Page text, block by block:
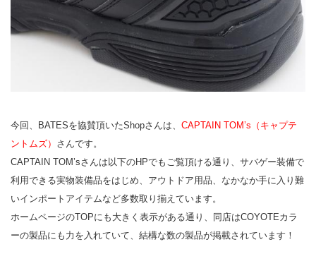
今回、BATESを協賛頂いたShopさんは、 CAPTAIN TOM’s（キャプテ
ントムズ） さんです。
CAPTAIN TOM’sさんは以下のHPでもご覧頂ける通り、サバゲー装備で
利用できる実物装備品をはじめ、アウトドア用品、なかなか手に入り難
いインポートアイテムなど多数取り揃えています。
ホームページのTOPにも大きく表示がある通り、同店はCOYOTEカラ
ーの製品にも力を入れていて、結構な数の製品が掲載されています！